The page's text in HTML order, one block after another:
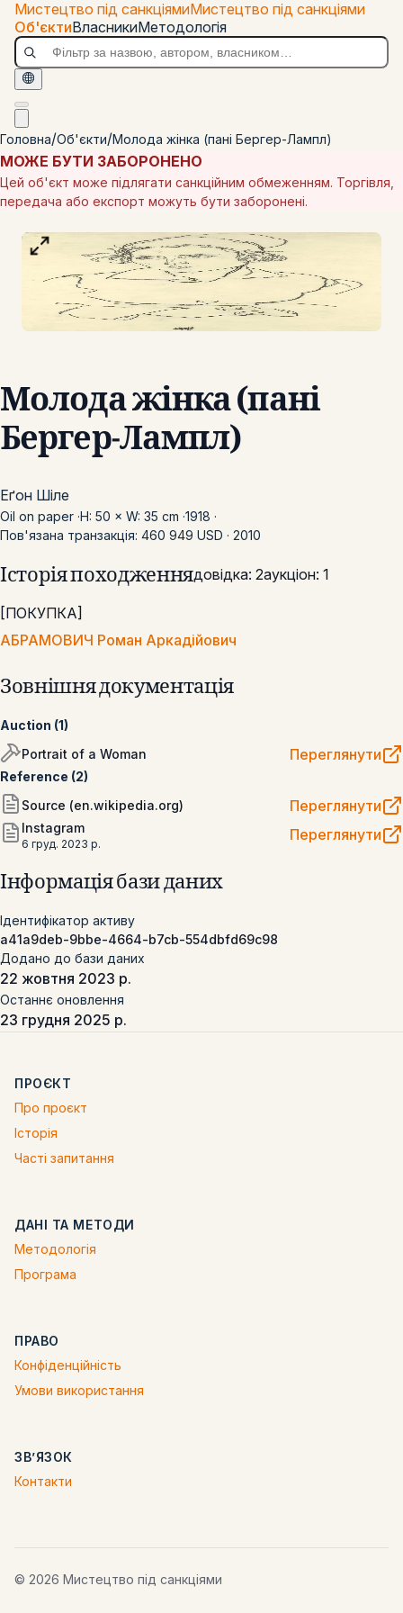
Перейти до основного вмісту
Мистецтво під санкціями
Мистецтво під санкціямиМистецтво під санкціями
Об'єктиВласникиМетодологія
Головна/Об'єкти/Молода жінка (пані Бергер-Лампл)
МОЖЕ БУТИ ЗАБОРОНЕНО
Цей об'єкт може підлягати санкційним обмеженням. Торгівля,
передача або експорт можуть бути заборонені.
Тип:
Молода жінка (пані
Бергер-Лампл)
Еґон Шіле
Oil on paper ·H: 50 × W: 35 cm ·1918 ·
Пов'язана транзакція: 460 949 USD · 2010
Історія походженнядовідка:2аукціон:1
[ПОКУПКА]
АБРАМОВИЧ Роман Аркадійович
Зовнішня документація
Auction (1)
Portrait of a Woman
Переглянути
Reference (2)
Source (en.wikipedia.org)
Переглянути
Instagram
6 груд. 2023 р. Переглянути
Інформація бази даних
Ідентифікатор активу
a41a9deb-9bbe-4664-b7cb-554dbfd69c98
Додано до бази даних
22 жовтня 2023 р.
Останнє оновлення
23 грудня 2025 р.
ПРОЄКТ
Про проєкт
Історія
Часті запитання
ДАНІ ТА МЕТОДИ
Методологія
Програма
ПРАВО
Конфіденційність
Умови використання
ЗВ’ЯЗОК
Контакти
© 2026 Мистецтво під санкціями